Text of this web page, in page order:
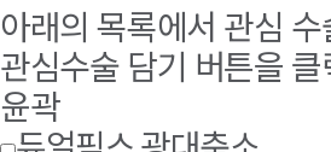
아래의 목록에서 관심
관심수술 담기 버튼을
윤곽